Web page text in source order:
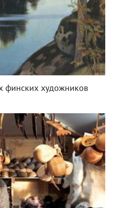
финских художников